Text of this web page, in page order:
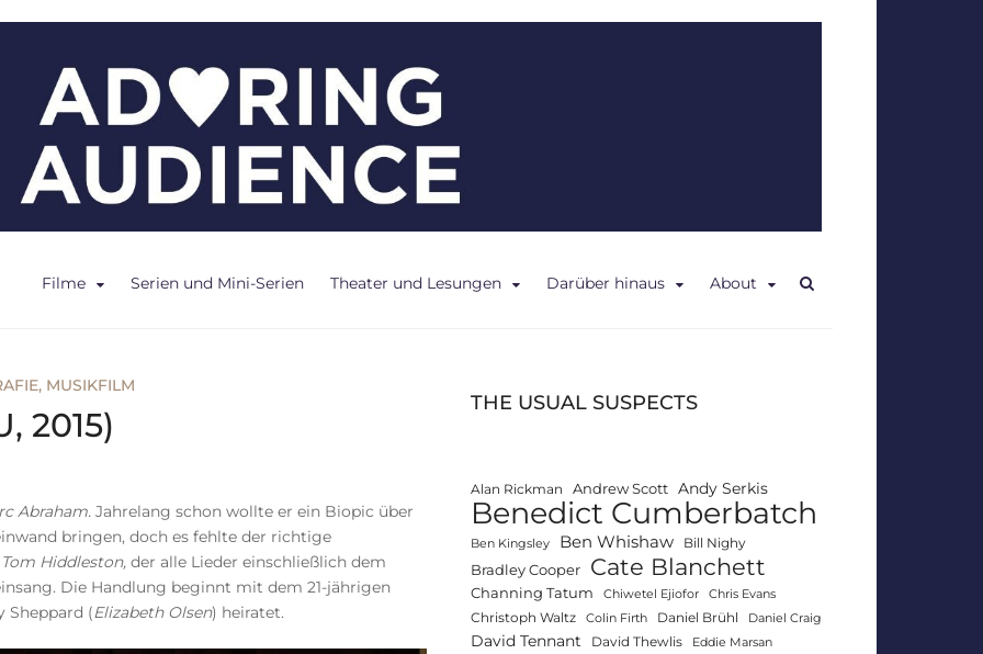
Filme Serien und Mini-Serien Theater und Lesungen Darüber hinaus About
, MUSIKFILM
2015)
Abraham. Jahrelang schon wollte er ein Biopic über
bringen, doch es fehlte der richtige
Tom Hiddleston, der alle Lieder einschließlich dem
Die Handlung beginnt mit dem 21-jährigen
Sheppard (Elizabeth Olsen) heiratet.
THE USUAL SUSPECTS
Alan Rickman Andrew Scott Andy Serkis
Benedict Cumberbatch
Ben Kingsley Ben Whishaw Bill Nighy
Bradley Cooper Cate Blanchett
Channing Tatum Chiwetel Ejiofor Chris Evans
Christoph Waltz Colin Firth Daniel Brühl Daniel Craig
David Tennant David Thewlis
Eddie Marsan